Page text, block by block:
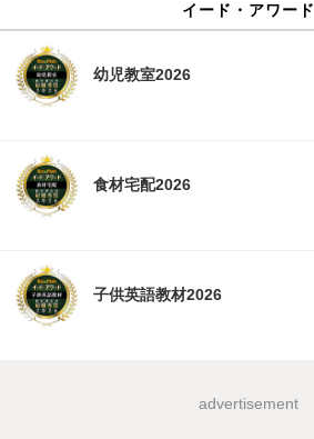
イード・アワード
幼児教室2026
食材宅配2026
子供英語教材2026
advertisement